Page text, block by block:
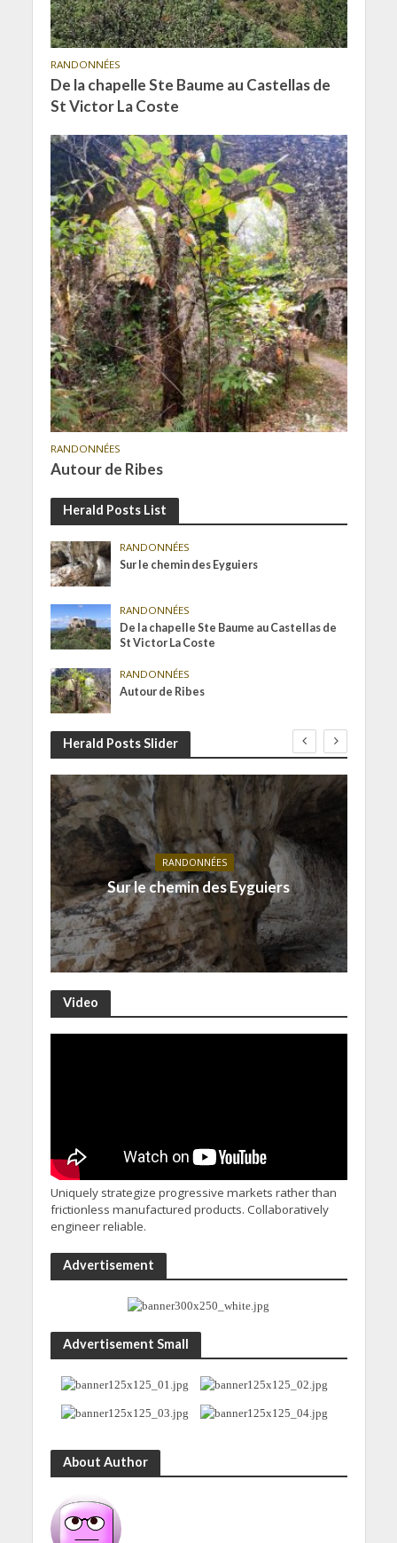
RANDONNÉES
De la chapelle Ste Baume au Castellas de
St Victor La Coste
RANDONNÉES
Autour de Ribes
Herald Posts List
RANDONNÉES
Sur le chemin des Eyguiers
RANDONNÉES
De la chapelle Ste Baume au Castellas de
St Victor La Coste
RANDONNÉES
Autour de Ribes
Herald Posts Slider
RANDONNÉES
Sur le chemin des Eyguiers
Video
Uniquely strategize progressive markets rather than
frictionless manufactured products. Collaboratively
engineer reliable.
Advertisement
Advertisement Small
About Author